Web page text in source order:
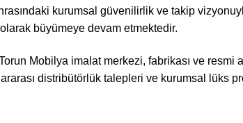
kurumsal güvenilirlik ve takip
büyümeye devam etmektedir.
Mobilya imalat merkezi, fabrikası ve resmi
distribütörlük talepleri ve kurumsal lüks